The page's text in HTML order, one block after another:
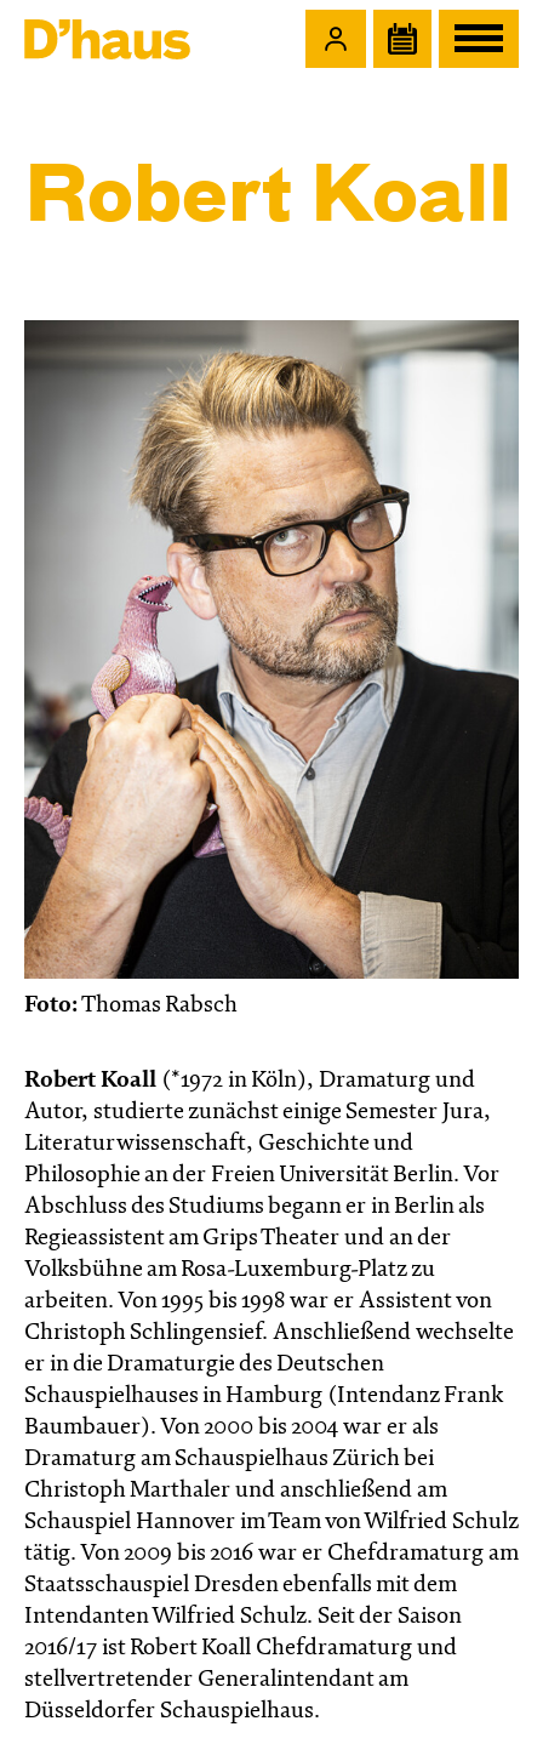
Robert Koall
Foto:Thomas Rabsch
Robert Koall (*1972 in Köln), Dramaturg und
Autor, studierte zunächst einige Semester Jura,
Literaturwissenschaft, Geschichte und
Philosophie an der Freien Universität Berlin. Vor
Abschluss des Studiums begann er in Berlin als
Regieassistent am Grips Theater und an der
Volksbühne am Rosa-Luxemburg-Platz zu
arbeiten. Von 1995 bis 1998 war er Assistent von
Christoph Schlingensief. Anschließend wechselte
er in die Dramaturgie des Deutschen
Schauspielhauses in Hamburg (Intendanz Frank
Baumbauer). Von 2000 bis 2004 war er als
Dramaturg am Schauspielhaus Zürich bei
Christoph Marthaler und anschließend am
Schauspiel Hannover im Team von Wilfried Schulz
tätig. Von 2009 bis 2016 war er Chefdramaturg am
Staatsschauspiel Dresden ebenfalls mit dem
Intendanten Wilfried Schulz. Seit der Saison
2016/17 ist Robert Koall Chefdramaturg und
stellvertretender Generalintendant am
Düsseldorfer Schauspielhaus.